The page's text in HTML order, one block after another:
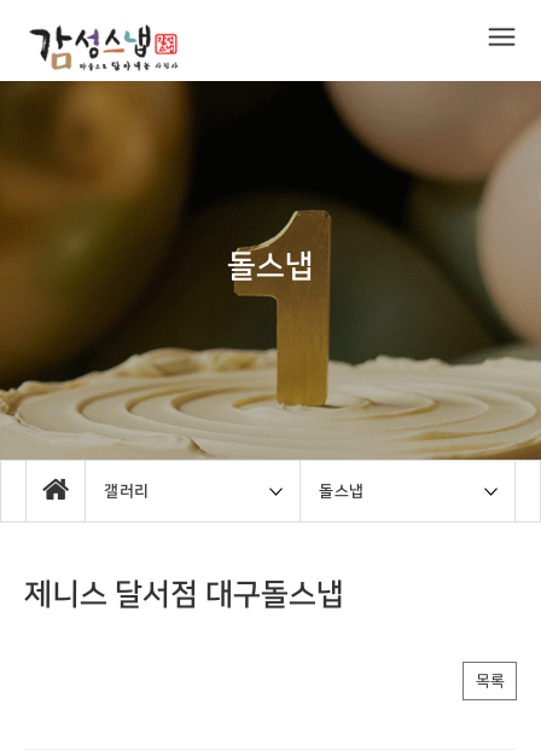
돌스냅
갤러리 돌스냅
제니스 달서점 대구돌스냅
목록